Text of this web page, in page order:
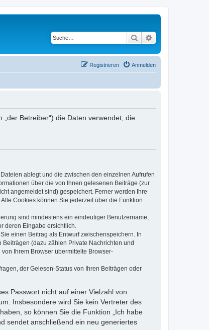
Suche
Anmelden
Registrieren
„der Betreiber“) die Daten verwendet, die
ablegt und die zwischen den einzelnen Aufrufen
über die von Ihnen gelesenen Beiträge (zur
angemeldet sind) gespeichert. Ferner werden Ihre
Cookies können Sie jederzeit über die Funktion
sind mindestens ein eindeutiger Benutzername,
deren Eingabe ersichtlich.
einen Beitrag als Entwurf zwischenspeichern. In
(dazu zählen Private Nachrichten und
Ihrem Browser übermittelte Browser-
der Gelesen-Status von Ihren Beiträgen oder
Passwort nicht auf einer Vielzahl von
Insbesondere wird Sie kein Vertreter des
so können Sie die Funktion „Ich habe
sendet anschließend ein neu generiertes